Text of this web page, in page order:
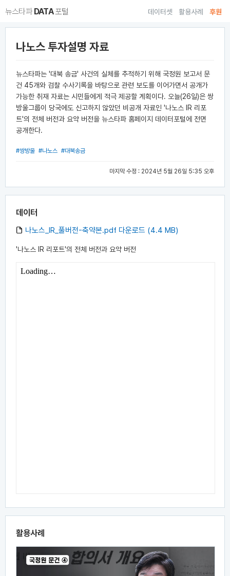
뉴스타파DATA포털 데이터셋 활용사례 후원
나노스 투자설명 자료
뉴스타파는 '대북 송금' 사건의 실체를 추적하기 위해 국정원 보고서 문
건 45개와 검찰 수사기록을 바탕으로 관련 보도를 이어가면서 공개가
가능한 취재 자료는 시민들에게 적극 제공할 계획이다. 오늘(26일)은 쌍
방울그룹이 당국에도 신고하지 않았던 비공개 자료인 '나노스 IR 리포
트'의 전체 버전과 요약 버전을 뉴스타파 홈페이지 데이터포털에 전면
공개한다.
#쌍방울 #나노스 #대북송금
마지막 수정 : 2024년 5월 26일 5:35 오후
데이터
나노스_IR_풀버전-축약본.pdf 다운로드 (4.4 MB)
'나노스 IR 리포트'의 전체 버전과 요약 버전
활용사례